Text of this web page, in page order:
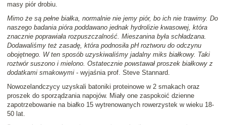
masy piór drobiu.
Mimo że są pełne białka, normalnie nie jemy piór, bo ich nie trawimy. Do
naszego badania pióra poddawano jednak hydrolizie kwasowej, która
znacznie poprawiała rozpuszczalność. Mieszanina była schładzana.
Dodawaliśmy też zasadę, która podnosiła pH roztworu do odczynu
obojętnego. W ten sposób uzyskiwaliśmy jadalny miks białkowy. Taki
roztwór suszono i mielono. Ostatecznie powstawał proszek białkowy z
dodatkami smakowymi - wyjaśnia prof. Steve Stannard.
Nowozelandczycy uzyskali batoniki proteinowe w 2 smakach oraz
proszek do sporządzania napojów. Miały one zaspokoić dzienne
zapotrzebowanie na białko 15 wytrenowanych rowerzystek w wieku 18-
50 lat.